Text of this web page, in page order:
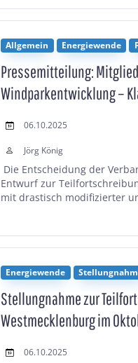
Allgemein Energiewende
Pressemitteilung:
Windparkentwicklung –
06.10.2025
Jörg König
Die Entscheidung der
Entwurf zur
mit drastisch modifizierter
Energiewende
Stellungnahme zur
Westmecklenburg im
06.10.2025